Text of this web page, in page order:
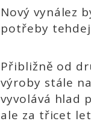
Nový vynález
potřeby
Přibližně od
výroby stále
vyvolává hlad
ale za třicet